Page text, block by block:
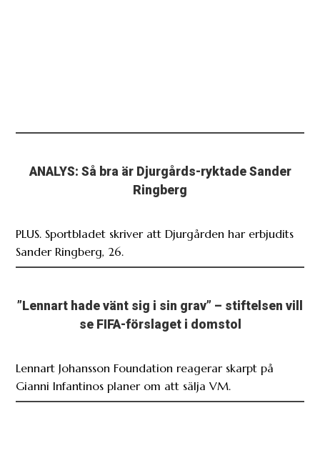
ANALYS: Så bra är Djurgårds-ryktade Sander
Ringberg
PLUS. Sportbladet skriver att Djurgården har erbjudits
Sander Ringberg, 26.
”Lennart hade vänt sig i sin grav” – stiftelsen vill
se FIFA-förslaget i domstol
Lennart Johansson Foundation reagerar skarpt på
Gianni Infantinos planer om att sälja VM.